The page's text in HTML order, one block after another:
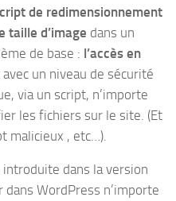
de redimensionnement
taille d’image dans un
de base : l’accès en
un niveau de sécurité
via un script, n’importe
les fichiers sur le site. (Et
malicieux , etc…).
introduite dans la version
WordPress n’importe